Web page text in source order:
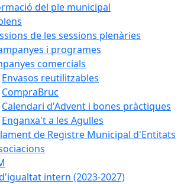
del ple municipal
de les sessions plenàries
i programes
comercials
Envasos reutilitzables
CompraBruc
Calendari d'Advent i bones pràctiques
Enganxa't a les Agulles
de Registre Municipal d'Entitats
intern (2023-2027)